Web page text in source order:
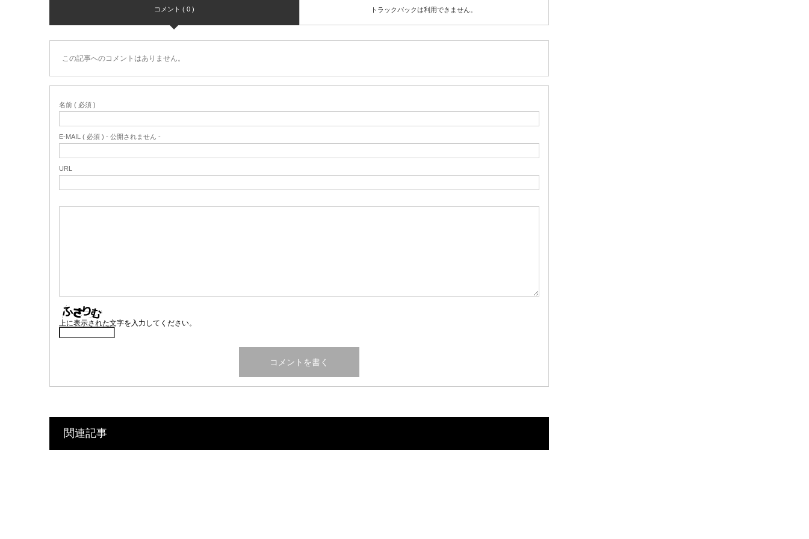
コメント ( 0 ) トラックバックは利用できません。
この記事へのコメントはありません。
名前 ( 必須 )
E-MAIL ( 必須 ) - 公開されません -
URL
上に表示された文字を入力してください。
関連記事